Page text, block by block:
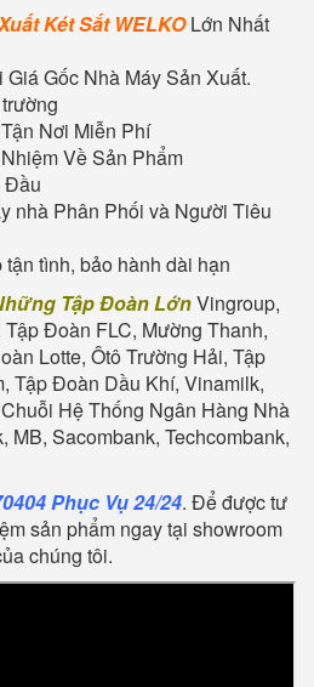
Két Sắt WELKOLớn Nhất
Gốc Nhà Máy Sản Xuất.
Nơi Miễn Phí
Về Sản Phẩm
Đầu
nhà Phân Phối và Người Tiêu
tình, bảo hành dài hạn
Tập Đoàn LớnVingroup,
Đoàn FLC, Mường Thanh,
Lotte, Ôtô Trường Hải, Tập
Tập Đoàn Dầu Khí, Vinamilk,
Hệ Thống Ngân Hàng Nhà
MB, Sacombank, Techcombank,
Phục Vụ 24/24. Để được tư
sản phẩm ngay tại showroom
chúng tôi.